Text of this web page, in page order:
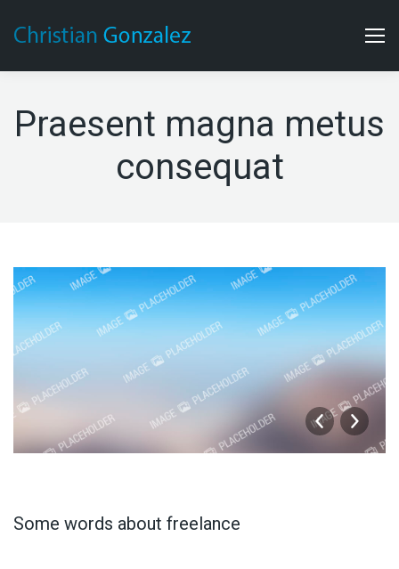
Praesent magna metus
consequat
Some words about freelance